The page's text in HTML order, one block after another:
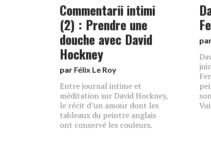
Commentarii intimi
(2) : Prendre une
douche avec David
Hockney
par Félix Le Roy
Entre journal intime et
méditation sur David Hockney,
le récit d’un amour dont les
tableaux du peintre anglais
ont conservé les couleurs.